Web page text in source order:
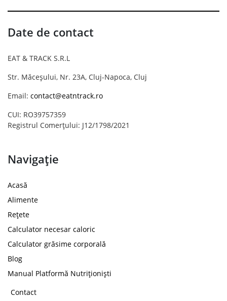
Date de contact
EAT & TRACK S.R.L
Str. Măceșului, Nr. 23A, Cluj-Napoca, Cluj
Email: contact@eatntrack.ro
CUI: RO39757359
Registrul Comerțului: J12/1798/2021
Navigație
Acasă
Alimente
Rețete
Calculator necesar caloric
Calculator grăsime corporală
Blog
Manual Platformă Nutriționiști
Contact